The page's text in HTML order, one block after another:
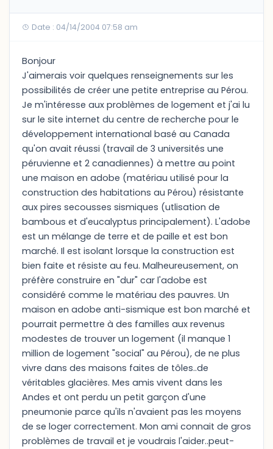
Date : 04/14/2004 07:58 am
Bonjour
J'aimerais voir quelques renseignements sur les
possibilités de créer une petite entreprise au Pérou.
Je m'intéresse aux problèmes de logement et j'ai lu
sur le site internet du centre de recherche pour le
développement international basé au Canada
qu'on avait réussi (travail de 3 universités une
péruvienne et 2 canadiennes) à mettre au point
une maison en adobe (matériau utilisé pour la
construction des habitations au Pérou) résistante
aux pires secousses sismiques (utlisation de
bambous et d'eucalyptus principalement). L'adobe
est un mélange de terre et de paille et est bon
marché. Il est isolant lorsque la construction est
bien faite et résiste au feu. Malheureusement, on
préfère construire en "dur" car l'adobe est
considéré comme le matériau des pauvres. Un
maison en adobe anti-sismique est bon marché et
pourrait permettre à des familles aux revenus
modestes de trouver un logement (il manque 1
million de logement "social" au Pérou), de ne plus
vivre dans des maisons faites de tôles..de
véritables glacières. Mes amis vivent dans les
Andes et ont perdu un petit garçon d'une
pneumonie parce qu'ils n'avaient pas les moyens
de se loger correctement. Mon ami connait de gros
problèmes de travail et je voudrais l'aider..peut-